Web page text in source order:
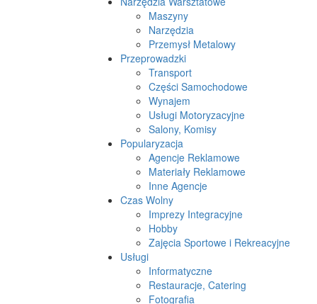
Maszyny
Narzędzia
Przemysł Metalowy
Przeprowadzki
Transport
Części Samochodowe
Wynajem
Usługi Motoryzacyjne
Salony, Komisy
Popularyzacja
Agencje Reklamowe
Materiały Reklamowe
Inne Agencje
Czas Wolny
Imprezy Integracyjne
Hobby
Zajęcia Sportowe i Rekreacyjne
Usługi
Informatyczne
Restauracje, Catering
Fotografia